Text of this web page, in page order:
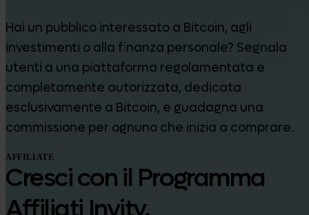
Hai un pubblico interessato a Bitcoin, agli
investimenti o alla finanza personale? Segnala
utenti a una piattaforma regolamentata e
completamente autorizzata, dedicata
esclusivamente a Bitcoin, e guadagna una
commissione per ognuno che inizia a comprare.
AFFILIATE
Cresci con il Programma